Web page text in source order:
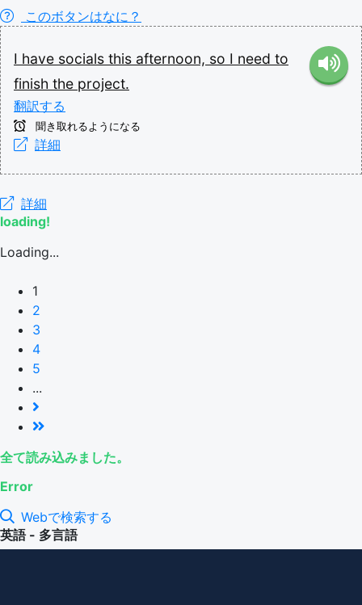
このボタンはなに？
I have socials this afternoon, so I need to
finish the project.
翻訳する
聞き取れるようになる
詳細
詳細
loading!
Loading...
1
2
3
4
5
...
全て読み込みました。
Error
Webで検索する
英語 - 多言語